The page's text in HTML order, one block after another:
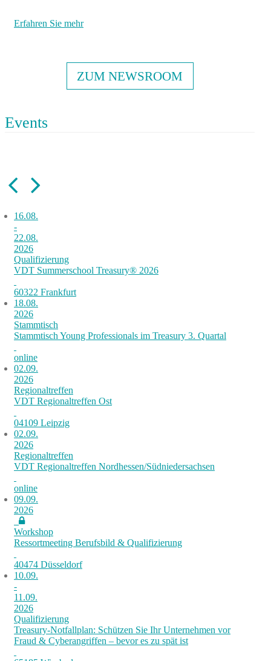
Erfahren Sie mehr
ZUM NEWSROOM
Events
16.08.
-
22.08.
2026
Qualifizierung
VDT Summerschool Treasury® 2026
60322 Frankfurt
18.08.
2026
Stammtisch
Stammtisch Young Professionals im Treasury 3. Quartal
online
02.09.
2026
Regionaltreffen
VDT Regionaltreffen Ost
04109 Leipzig
02.09.
2026
Regionaltreffen
VDT Regionaltreffen Nordhessen/Südniedersachsen
online
09.09.
2026
Workshop
Ressortmeeting Berufsbild & Qualifizierung
40474 Düsseldorf
10.09.
-
11.09.
2026
Qualifizierung
Treasury-Notfallplan: Schützen Sie Ihr Unternehmen vor
Fraud & Cyberangriffen – bevor es zu spät ist